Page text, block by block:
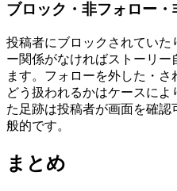
ブロック・非フォロー
投稿者にブロックされていた
ー関係がなければストーリー
ます。フォローを外した・
どう扱われるかはケースに
た足跡は投稿者が画面を確
般的です。
まとめ